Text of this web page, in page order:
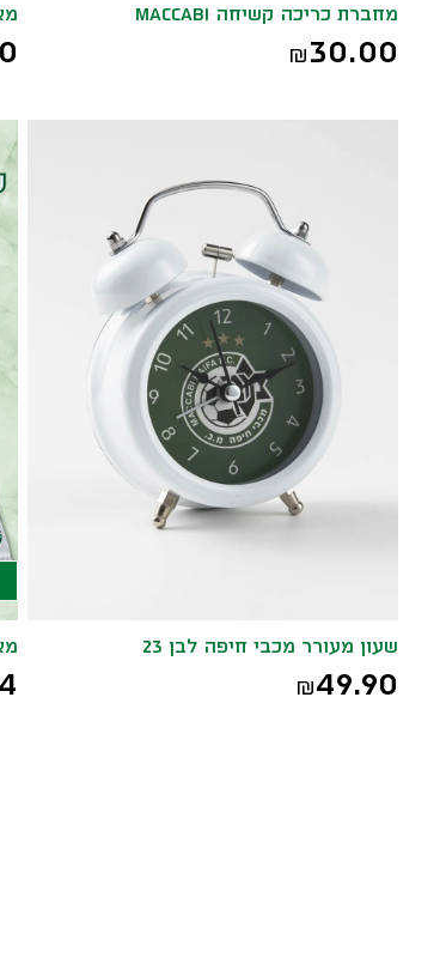
מחברת כריכה קשיחה MACCABI
₪30.00
שעון מעורר מכבי חיפה לבן 23
₪49.90